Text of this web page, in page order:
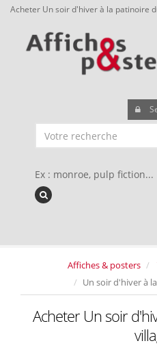
Acheter Un soir d'hiver à la patinoire
Ex : monroe, pulp fiction...
Affiches & posters
Un soir d'hiver à
Acheter Un soir